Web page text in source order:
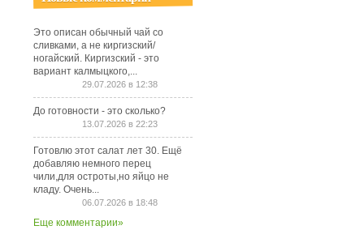
Это описан обычный чай со
сливками, а не киргизский/
ногайский. Киргизский - это
вариант калмыцкого,...
29.07.2026 в 12:38
До готовности - это сколько?
13.07.2026 в 22:23
Готовлю этот салат лет 30. Ещё
добавляю немного перец
чили,для остроты,но яйцо не
кладу. Очень...
06.07.2026 в 18:48
Еще комментарии»